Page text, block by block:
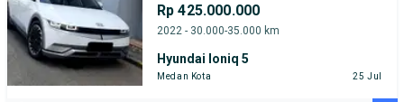
Rp 425.000.000
2022 - 30.000-35.000 km
Hyundai Ioniq 5
Medan Kota 25 Jul